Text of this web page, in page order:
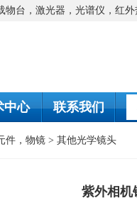
台，激光器，光谱仪，红
中心 联系我们
件，物镜 > 其他光学镜头
紫外相机